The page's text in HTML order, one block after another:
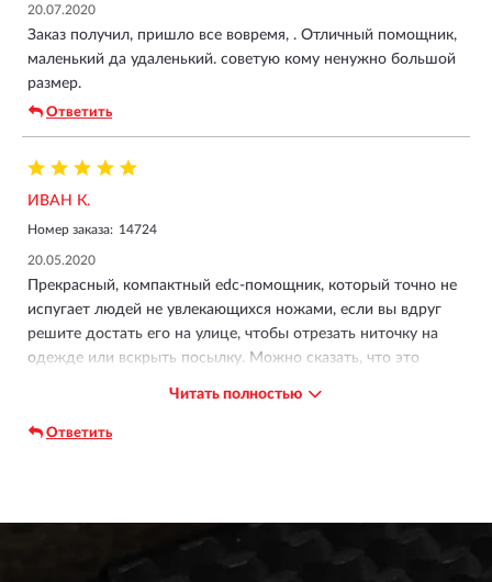
20.07.2020
Заказ получил, пришло все вовремя, . Отличный помощник,
маленький да удаленький. советую кому ненужно большой
размер.
Ответить
ИВАН К.
Номер заказа: 14724
20.05.2020
Прекрасный, компактный edc-помощник, который точно не
испугает людей не увлекающихся ножами, если вы вдруг
решите достать его на улице, чтобы отрезать ниточку на
одежде или вскрыть посылку. Можно сказать, что это
бутылок и плоская отвёртка с отверстием под темляк. Нож
Читать полностью
Ответить